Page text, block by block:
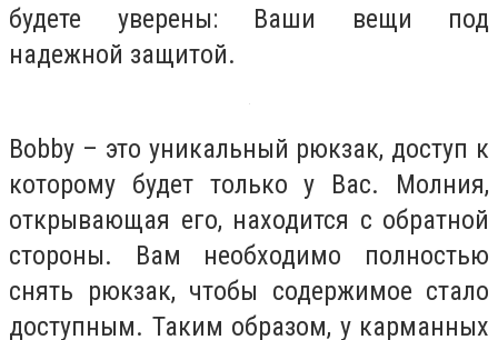
будете уверены: Ваши вещи под
надежной защитой.
Bobby – это уникальный рюкзак, доступ к
которому будет только у Вас. Молния,
открывающая его, находится с обратной
стороны. Вам необходимо полностью
снять рюкзак, чтобы содержимое стало
доступным. Таким образом, у карманных